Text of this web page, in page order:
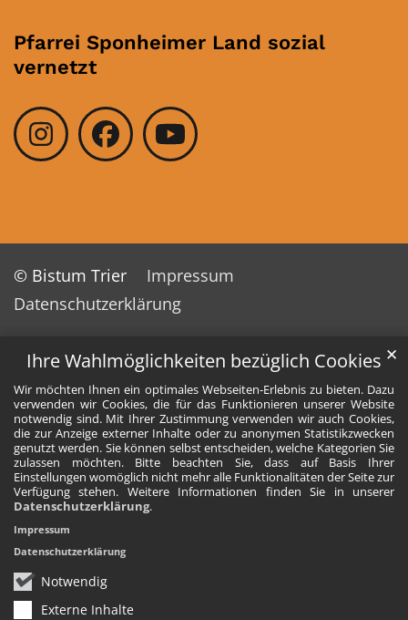
Ihre Wahlmöglichkeiten bezüglich Cookies
Wir möchten Ihnen ein optimales Webseiten-Erlebnis zu bieten. Dazu
verwenden wir Cookies, die für das Funktionieren unserer Website
notwendig sind. Mit Ihrer Zustimmung verwenden wir auch Cookies,
die zur Anzeige externer Inhalte oder zu anonymen Statistikzwecken
genutzt werden. Sie können selbst entscheiden, welche Kategorien Sie
zulassen möchten. Bitte beachten Sie, dass auf Basis Ihrer
Einstellungen womöglich nicht mehr alle Funktionalitäten der Seite zur
Verfügung stehen. Weitere Informationen finden Sie in unserer
Datenschutzerklärung.
Notwendig
Externe Inhalte
✕
Impressum
Datenschutzerklärung
Pfarrei Sponheimer Land sozial
vernetzt
© Bistum Trier
Impressum
Datenschutzerklärung